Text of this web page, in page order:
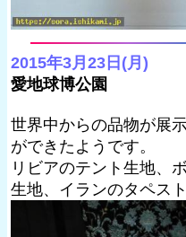
2015年3月23日(月)
愛地球博公園
世界中からの品物が展
ができたようです。
リビアのテント生地、
生地、イランのタペス